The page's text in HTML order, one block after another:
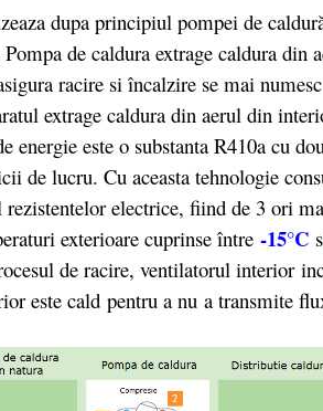
dupa principiul pompei de
de caldura extrage caldura din
racire si încalzire se mai
extrage caldura din aerul din
energie este o substanta R410a cu
de lucru. Cu aceasta tehnologie
electrice, fiind de 3 ori
exterioare cuprinse între -15°C
de racire, ventilatorul interior
este cald pentru a nu a transmite